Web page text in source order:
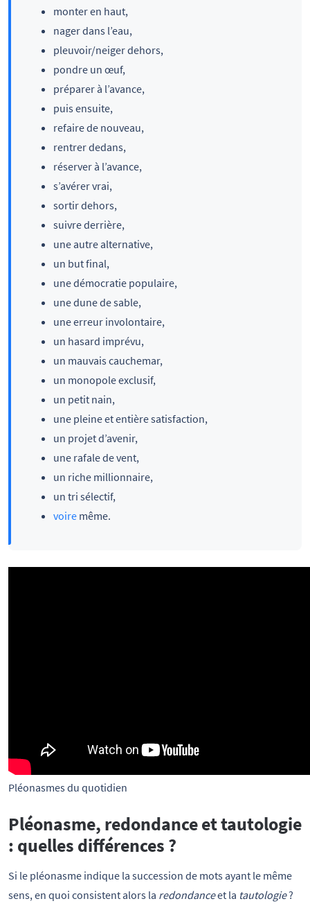
monter en haut,
nager dans l’eau,
pleuvoir/neiger dehors,
pondre un œuf,
préparer à l’avance,
puis ensuite,
refaire de nouveau,
rentrer dedans,
réserver à l’avance,
s’avérer vrai,
sortir dehors,
suivre derrière,
une autre alternative,
un but final,
une démocratie populaire,
une dune de sable,
une erreur involontaire,
un hasard imprévu,
un mauvais cauchemar,
un monopole exclusif,
un petit nain,
une pleine et entière satisfaction,
un projet d’avenir,
une rafale de vent,
un riche millionnaire,
un tri sélectif,
voiremême.
Pléonasmes du quotidien
Pléonasme, redondance et tautologie
: quelles différences ?
Si le pléonasme indique la succession de mots ayant le même
sens, en quoi consistent alors la redondanceet la tautologie?